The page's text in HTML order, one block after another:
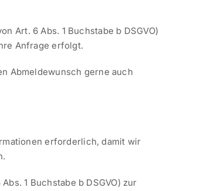
Art. 6 Abs. 1 Buchstabe b DSGVO)
Anfrage erfolgt.
Abmeldewunsch gerne auch
erforderlich, damit wir
1 Buchstabe b DSGVO) zur